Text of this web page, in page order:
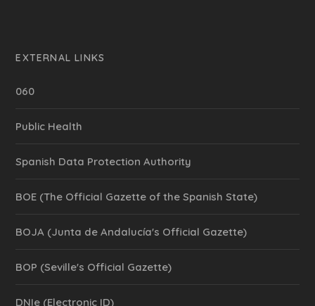
EXTERNAL LINKS
060
Public Health
Spanish Data Protection Authority
BOE (The Official Gazette of the Spanish State)
BOJA (Junta de Andalucía's Official Gazette)
BOP (Seville's Official Gazette)
DNIe (Electronic ID)